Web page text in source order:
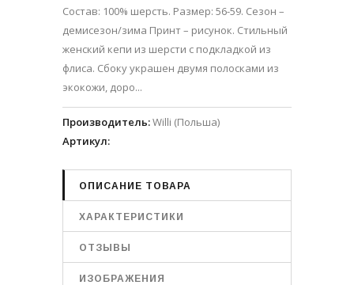
Состав: 100% шерсть. Размер: 56-59. Сезон –
демисезон/зима Принт – рисунок. Стильный
женский кепи из шерсти с подкладкой из
флиса. Сбоку украшен двумя полосками из
экокожи, доро...
Производитель:Willi (Польша)
Артикул:
ОПИСАНИЕ ТОВАРА
ХАРАКТЕРИСТИКИ
ОТЗЫВЫ
ИЗОБРАЖЕНИЯ